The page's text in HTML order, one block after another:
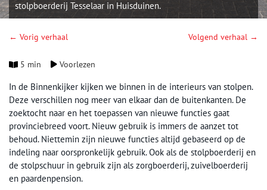
stolpboerderij Tesselaar in Huisduinen.
← Vorig verhaal Volgend verhaal →
5 min Voorlezen
In de Binnenkijker kijken we binnen in de interieurs van stolpen.
Deze verschillen nog meer van elkaar dan de buitenkanten. De
zoektocht naar en het toepassen van nieuwe functies gaat
provinciebreed voort. Nieuw gebruik is immers de aanzet tot
behoud. Niettemin zijn nieuwe functies altijd gebaseerd op de
indeling naar oorspronkelijk gebruik. Ook als de stolpboerderij en
de stolpschuur in gebruik zijn als zorgboerderij, zuivelboerderij
en paardenpension.